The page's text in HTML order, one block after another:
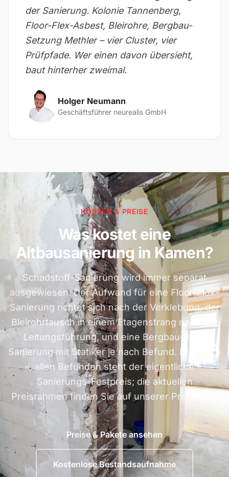
der Sanierung. Kolonie Tannenberg,
Floor-Flex-Asbest, Bleirohre, Bergbau-
Setzung Methler – vier Cluster, vier
Prüfpfade. Wer einen davon übersieht,
baut hinterher zweimal.
Holger Neumann
Geschäftsführer neurealis GmbH
KOSTEN & PREISE
Was kostet eine
Altbausanierung in Kamen?
Schadstoff-Sanierung wird immer separat
ausgewiesen. Der Aufwand für eine Floor-Flex-
Sanierung richtet sich nach der Verklebung, der
Bleirohrtausch in einem Etagenstrang nach der
Leitungsführung, und eine Bergbau-Riss-
Sanierung mit Statiker je nach Befund. Erst nach
allen Befunden steht der eigentliche
Sanierungs-Festpreis; die aktuellen
Preisrahmen finden Sie auf unserer Preisseite.
Preise & Pakete ansehen
Kostenlose Bestandsaufnahme